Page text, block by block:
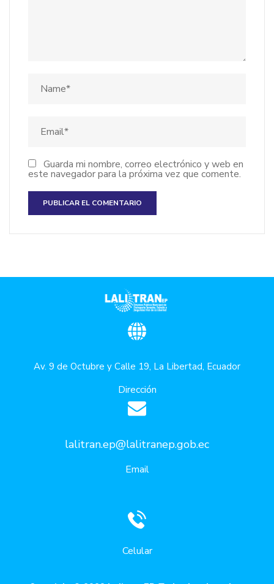
Guarda mi nombre, correo electrónico y web en
este navegador para la próxima vez que comente.
Av. 9 de Octubre y Calle 19, La Libertad, Ecuador
Dirección
lalitran.ep@lalitranep.gob.ec
Email
Celular